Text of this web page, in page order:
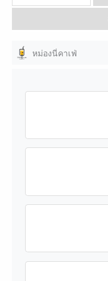
หม่องนี่คาเฟ่